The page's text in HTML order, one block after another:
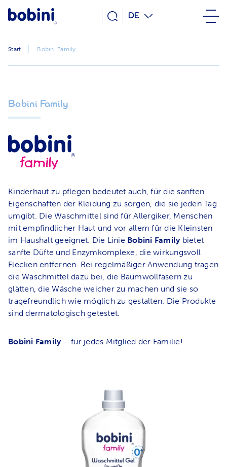
DE
Start Bobini Family
Bobini Family
Kinderhaut zu pflegen bedeutet auch, für die sanften
Eigenschaften der Kleidung zu sorgen, die sie jeden Tag
umgibt. Die Waschmittel sind für Allergiker, Menschen
mit empfindlicher Haut und vor allem für die Kleinsten
im Haushalt geeignet. Die Linie Bobini Familybietet
sanfte Düfte und Enzymkomplexe, die wirkungsvoll
Flecken entfernen. Bei regelmäßiger Anwendung tragen
die Waschmittel dazu bei, die Baumwollfasern zu
glätten, die Wäsche weicher zu machen und sie so
tragefreundlich wie möglich zu gestalten. Die Produkte
sind dermatologisch getestet.
Bobini Family– für jedes Mitglied der Familie!